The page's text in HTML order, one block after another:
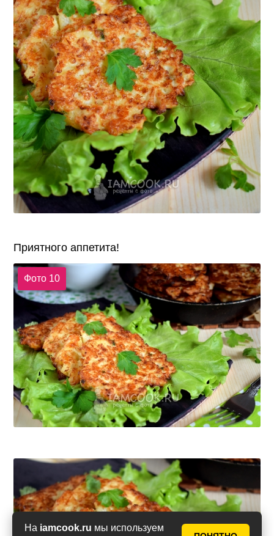
На iamcook.ru мы используем
Приятного аппетита!
Фото 10